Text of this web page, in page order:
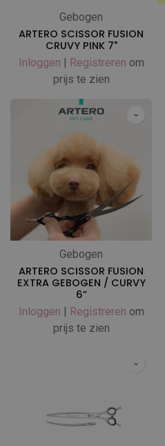
Gebogen
ARTERO SCISSOR FUSION
CRUVY PINK 7"
Inloggen | Registreren om
prijs te zien
Gebogen
ARTERO SCISSOR FUSION
EXTRA GEBOGEN / CURVY
6”
Inloggen | Registreren om
prijs te zien